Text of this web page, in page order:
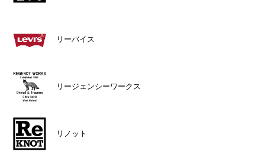
リーバイス
リージェンシーワークス
リノット